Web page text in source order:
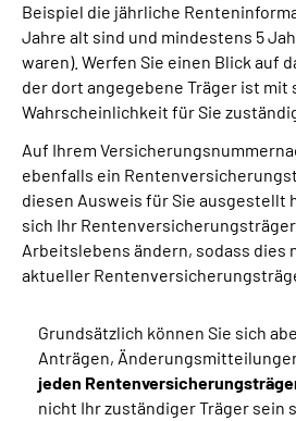
Beispiel die jährliche
Jahre alt sind und mindestens 5
waren). Werfen Sie einen Blick auf
der dort angegebene Träger ist mit
Wahrscheinlichkeit für Sie
Auf Ihrem
ebenfalls ein
diesen Ausweis für Sie ausgestellt
sich Ihr
Arbeitslebens ändern, sodass dies
aktueller
Grundsätzlich können Sie sich
Anträgen,
jeden
nicht Ihr zuständiger Träger sein